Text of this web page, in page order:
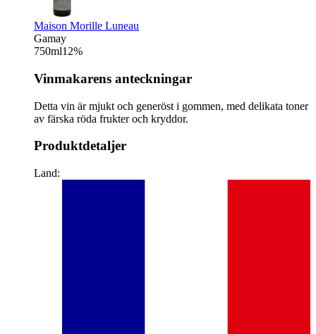
Maison Morille Luneau
Gamay
750ml12%
Vinmakarens anteckningar
Detta vin är mjukt och generöst i gommen, med delikata toner
av färska röda frukter och kryddor.
Produktdetaljer
Land: